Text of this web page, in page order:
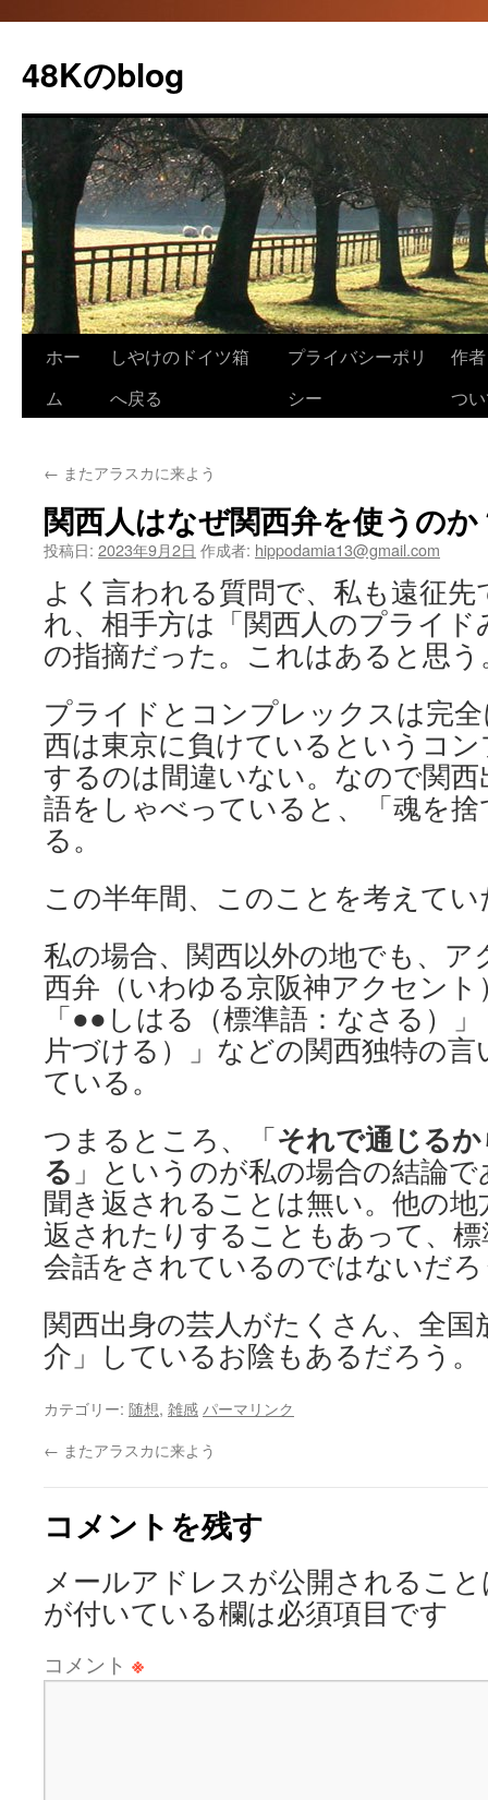
48Kのblog
ン
へ
ホー
ム
しやけのドイツ箱
へ戻る
プライバシーポリ
シー
作
つ
← またアラスカに来よう
関西人はなぜ関西弁を使うのか
投稿日: 2023年9月2日 作成者: hippodamia13@gmail.com
よく言われる質問で、私も遠征
れ、相手方は「関西人のプライ
の指摘だった。これはあると思う
プライドとコンプレックスは完
西は東京に負けているというコ
するのは間違いない。なので関
語をしゃべっていると、「魂を
る。
この半年間、このことを考えてい
私の場合、関西以外の地でも、
西弁（いわゆる京阪神アクセン
「●●しはる（標準語：なさる）
片づける）」などの関西独特の
ている。
つまるところ、「それで通じる
る 」というのが私の場合の結論
聞き返されることは無い。他の
返されたりすることもあって、
会話をされているのではないだ
関西出身の芸人がたくさん、全国
介」しているお陰もあるだろう。
カテゴリー: 随想, 雑感 パーマリンク
← またアラスカに来よう
コメントを残す
メールアドレスが公開されるこ
が付いている欄は必須項目です
コメント ※